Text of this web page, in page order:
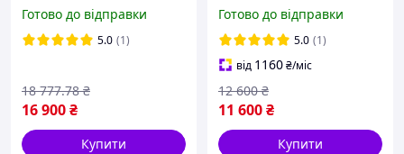
настінний Турецький з
вентилятором Канрей і
Готово до відправки
5.0 (1)
16 900₴
18 777.78 ₴
Купити
обігрівач 2 кВт до 20 м2 з
італійською автоматикою
EuroSit + димохід
Готово до відправки
5.0 (1)
від 1160₴/міс
11 600₴
12 600 ₴
Купити